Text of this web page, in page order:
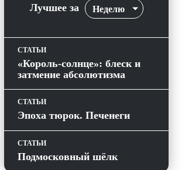
Лучшее за Неделю
СТАТЬИ
«Король-солнце»: блеск и
затмение абсолютизма
СТАТЬИ
Эпоха тюрок. Печенеги
СТАТЬИ
Подмосковный шёлк